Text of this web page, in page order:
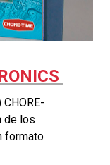
de los
formato